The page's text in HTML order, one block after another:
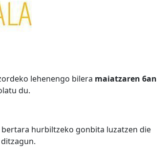
lehenengo bilera maiatzaren 6an
du.
hurbiltzeko gonbita luzatzen die